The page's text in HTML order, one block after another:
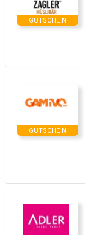
GUTSCHEIN
GUTSCHEIN